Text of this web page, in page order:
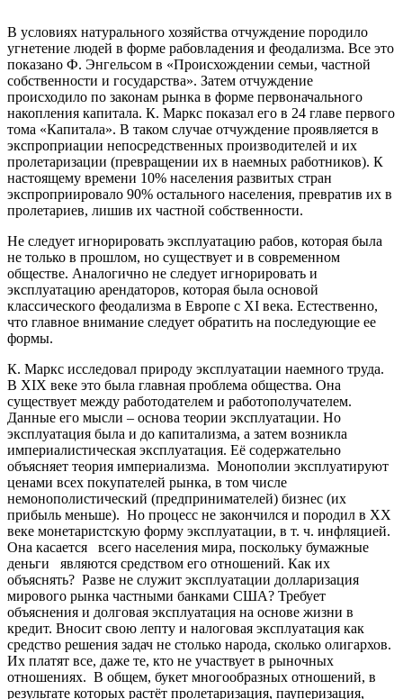
В условиях натурального хозяйства отчуждение породило
угнетение людей в форме рабовладения и феодализма. Все это
показано Ф. Энгельсом в «Происхождении семьи, частной
собственности и государства». Затем отчуждение
происходило по законам рынка в форме первоначального
накопления капитала. К. Маркс показал его в 24 главе первого
тома «Капитала». В таком случае отчуждение проявляется в
экспроприации непосредственных производителей и их
пролетаризации (превращении их в наемных работников). К
настоящему времени 10% населения развитых стран
экспроприировало 90% остального населения, превратив их в
пролетариев, лишив их частной собственности.
Не следует игнорировать эксплуатацию рабов, которая была
не только в прошлом, но существует и в современном
обществе. Аналогично не следует игнорировать и
эксплуатацию арендаторов, которая была основой
классического феодализма в Европе с XI века. Естественно,
что главное внимание следует обратить на последующие ее
формы.
К. Маркс исследовал природу эксплуатации наемного труда.
В XIX веке это была главная проблема общества. Она
существует между работодателем и работополучателем.
Данные его мысли – основа теории эксплуатации. Но
эксплуатация была и до капитализма, а затем возникла
империалистическая эксплуатация. Её содержательно
объясняет теория империализма. Монополии эксплуатируют
ценами всех покупателей рынка, в том числе
немонополистический (предпринимателей) бизнес (их
прибыль меньше). Но процесс не закончился и породил в ХХ
веке монетаристскую форму эксплуатации, в т. ч. инфляцией.
Она касается всего населения мира, поскольку бумажные
деньги являются средством его отношений. Как их
объяснять? Разве не служит эксплуатации долларизация
мирового рынка частными банками США? Требует
объяснения и долговая эксплуатация на основе жизни в
кредит. Вносит свою лепту и налоговая эксплуатация как
средство решения задач не столько народа, сколько олигархов.
Их платят все, даже те, кто не участвует в рыночных
отношениях. В общем, букет многообразных отношений, в
результате которых растёт пролетаризация, пауперизация,